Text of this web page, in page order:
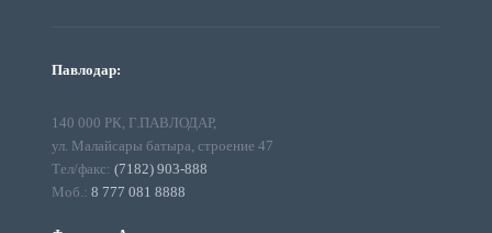
Павлодар:
140 000 РК, Г.ПАВЛОДАР,
ул. Малайсары батыра, строение 47
Тел/факс: (7182) 903-888
Моб.: 8 777 081 8888